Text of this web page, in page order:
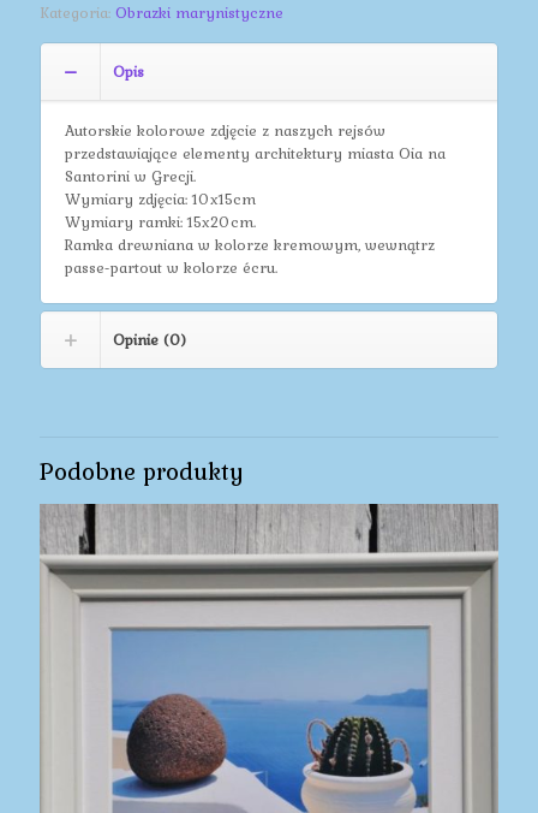
Kategoria: Obrazki marynistyczne
Opis
Autorskie kolorowe zdjęcie z naszych rejsów
przedstawiające elementy architektury miasta Oia na
Santorini w Grecji.
Wymiary zdjęcia: 10x15cm
Wymiary ramki: 15x20cm.
Ramka drewniana w kolorze kremowym, wewnątrz
passe-partout w kolorze écru.
Opinie (0)
Podobne produkty